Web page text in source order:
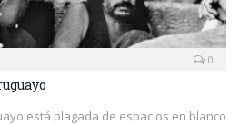
0
está plagada de espacios en blanco